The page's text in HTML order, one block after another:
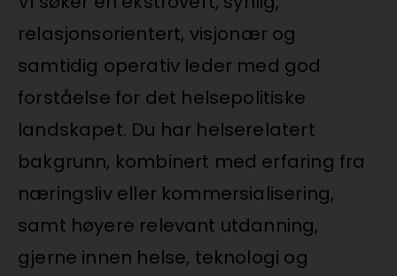
relasjonsorientert, visjonær og
samtidig operativ leder med god
forståelse for det helsepolitiske
landskapet. Du har helserelatert
bakgrunn, kombinert med erfaring fra
næringsliv eller kommersialisering,
samt høyere relevant utdanning,
gjerne innen helse, teknologi og